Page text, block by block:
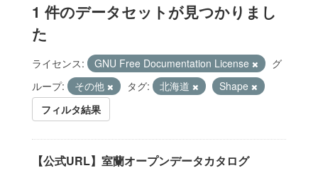
1 件のデータセットが見つかりまし
た
ライセンス: GNU Free Documentation License
グ
ループ:
その他 タグ: 北海道
Shape
フィルタ結果
【公式URL】室蘭オープンデータカタログ